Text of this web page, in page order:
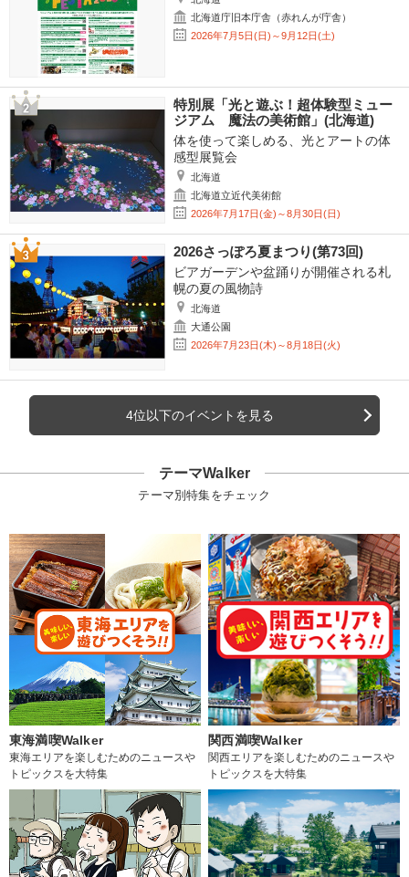
北海道庁旧本庁舎（赤れんが庁舎）
2026年7月5日(日)～9月12日(土)
特別展「光と遊ぶ！超体験型ミュー
ジアム 魔法の美術館」(北海道)
体を使って楽しめる、光とアートの体
感型展覧会
北海道
北海道立近代美術館
2026年7月17日(金)～8月30日(日)
2026さっぽろ夏まつり(第73回)
ビアガーデンや盆踊りが開催される札
幌の夏の風物詩
北海道
大通公園
2026年7月23日(木)～8月18日(火)
4位以下のイベントを見る
テーマWalker
テーマ別特集をチェック
東海満喫Walker
東海エリアを楽しむためのニュースや
トピックスを大特集
関西満喫Walker
関西エリアを楽しむためのニュースや
トピックスを大特集